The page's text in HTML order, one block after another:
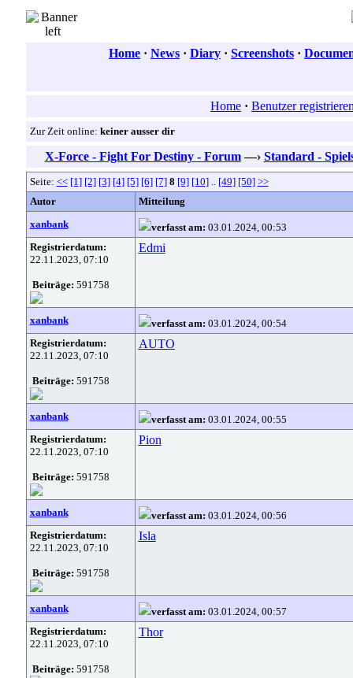
Home · News · Diary · Screenshots ·
Home · Benutzer
Zur Zeit online: keiner ausser dir
X-Force - Fight For Destiny - Forum —› Standard -
Seite: << [1] [2] [3] [4] [5] [6] [7] 8 [9] [10].. [49] [50] >>
Autor
Mitteilung
xanbank
verfasst am: 03.01.2024, 00:53
Registrierdatum:
22.11.2023, 07:10
Beiträge: 591758
Edmi
xanbank verfasst am: 03.01.2024, 00:54
Registrierdatum:
22.11.2023, 07:10
Beiträge: 591758
AUTO
xanbank verfasst am: 03.01.2024, 00:55
Registrierdatum:
22.11.2023, 07:10
Beiträge: 591758
Pion
xanbank verfasst am: 03.01.2024, 00:56
Registrierdatum:
22.11.2023, 07:10
Beiträge: 591758
Isla
xanbank verfasst am: 03.01.2024, 00:57
Registrierdatum:
22.11.2023, 07:10
Beiträge: 591758
Thor